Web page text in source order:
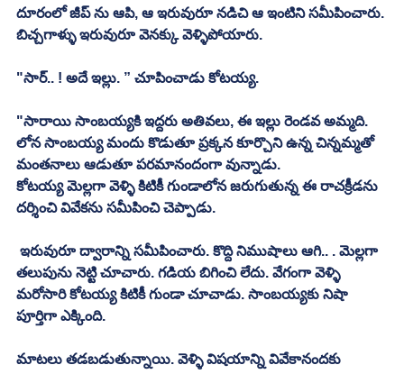
దూరంలో జీప్ ను ఆపి, ఆ ఇరువురూ నడిచి ఆ ఇంటిని సమీపించారు.
బిచ్చగాళ్ళు ఇరువురూ వెనక్కు వెళ్ళిపోయారు.
"సార్.. ! అదే ఇల్లు. ” చూపించాడు కోటయ్య.
"సారాయి సాంబయ్యకి ఇద్దరు అతివలు, ఈ ఇల్లు రెండవ అమ్మది.
లోన సాంబయ్య మందు కొడుతూ ప్రక్కన కూర్చొని ఉన్న చిన్నమ్మతో
మంతనాలు ఆడుతూ పరమానందంగా వున్నాడు.
కోటయ్య మెల్లగా వెళ్ళి కిటికీ గుండాలోన జరుగుతున్న ఈ రాచక్రీడను
దర్శించి వివేకను సమీపించి చెప్పాడు.
తలుపును నెట్టి చూచారు. గడియ బిగించి లేదు. వేగంగా వెళ్ళి
మరోసారి కోటయ్య కిటికీ గుండా చూచాడు. సాంబయ్యకు నిషా
పూర్తిగా ఎక్కింది.
మాటలు తడబడుతున్నాయి. వెళ్ళి విషయాన్ని వివేకానందకు